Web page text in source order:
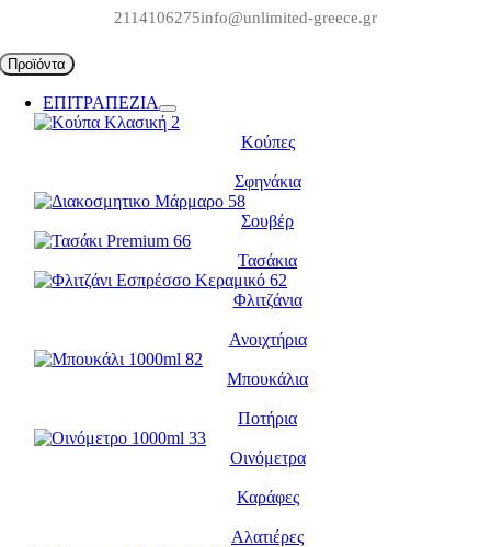
περιεχόμενο
2114106275info@unlimited-greece.gr
Προϊόντα
ΕΠΙΤΡΑΠΕΖΙΑ
Κούπες
Σφηνάκια
Σουβέρ
Τασάκια
Φλιτζάνια
Ανοιχτήρια
Μπουκάλια
Ποτήρια
Οινόμετρα
Καράφες
Αλατιέρες